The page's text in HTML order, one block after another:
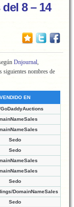
8 – 14
Dnjournal,
siguientes nombres de
VENDIDO EN
Sedo
Sedo
Sedo
DomainNameSales
Sedo